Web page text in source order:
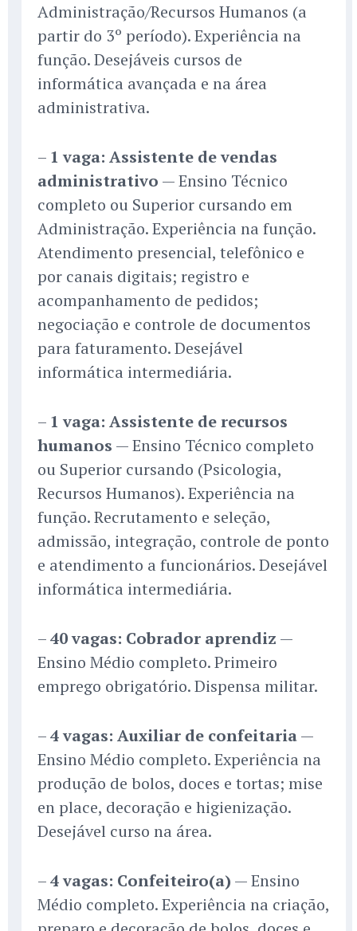
Administração/Recursos Humanos (a
partir do 3º período). Experiência na
função. Desejáveis cursos de
informática avançada e na área
administrativa.
– 1 vaga: Assistente de vendas
administrativo — Ensino Técnico
completo ou Superior cursando em
Administração. Experiência na função.
Atendimento presencial, telefônico e
por canais digitais; registro e
acompanhamento de pedidos;
negociação e controle de documentos
para faturamento. Desejável
informática intermediária.
– 1 vaga: Assistente de recursos
humanos — Ensino Técnico completo
ou Superior cursando (Psicologia,
Recursos Humanos). Experiência na
função. Recrutamento e seleção,
admissão, integração, controle de ponto
e atendimento a funcionários. Desejável
informática intermediária.
–40 vagas: Cobrador aprendiz —
Ensino Médio completo. Primeiro
emprego obrigatório. Dispensa militar.
–4 vagas: Auxiliar de confeitaria—
Ensino Médio completo. Experiência na
produção de bolos, doces e tortas; mise
en place, decoração e higienização.
Desejável curso na área.
–4 vagas: Confeiteiro(a) — Ensino
Médio completo. Experiência na criação,